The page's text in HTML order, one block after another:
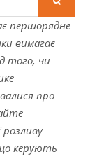
першорядне
вимагає
того, чи
про
керують